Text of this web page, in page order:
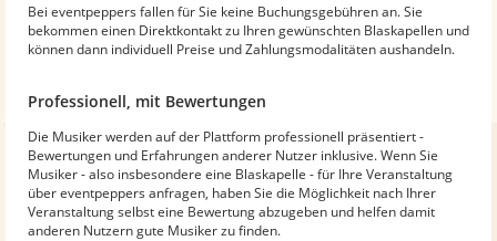
Bei eventpeppers fallen für Sie keine Buchungsgebühren an. Sie
bekommen einen Direktkontakt zu Ihren gewünschten Blaskapellen und
können dann individuell Preise und Zahlungsmodalitäten aushandeln.
Professionell, mit Bewertungen
Die Musiker werden auf der Plattform professionell präsentiert -
Bewertungen und Erfahrungen anderer Nutzer inklusive. Wenn Sie
Musiker - also insbesondere eine Blaskapelle - für Ihre Veranstaltung
über eventpeppers anfragen, haben Sie die Möglichkeit nach Ihrer
Veranstaltung selbst eine Bewertung abzugeben und helfen damit
anderen Nutzern gute Musiker zu finden.